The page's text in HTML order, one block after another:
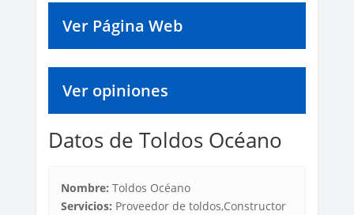
Ver Página Web
Ver opiniones
Datos de Toldos Océano
Nombre: Toldos Océano
Servicios: Proveedor de toldos,Constructor